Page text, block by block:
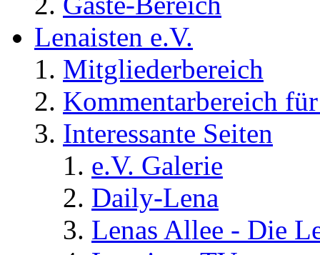
Lenaisten e.V.
Mitgliederbereich
Kommentarbereich
Interessante Seiten
e.V. Galerie
Daily-Lena
Lenas Allee - Die